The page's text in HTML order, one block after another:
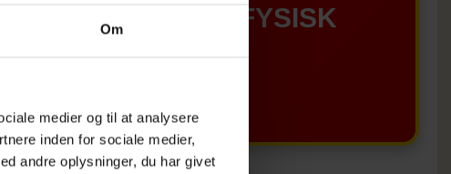
Om
medier og til at analysere
inden for sociale medier,
andre oplysninger, du har givet
GÆLDER IKKE I FYSISK
BUTIKKERE